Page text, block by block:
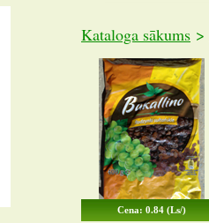
Kataloga sākums >
Cena: 0.84 (Ls/)